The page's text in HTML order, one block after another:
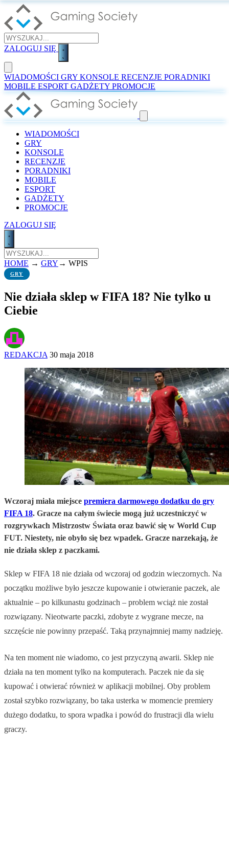
ZALOGUJ SIĘ
WIADOMOŚCI GRY KONSOLE RECENZJE PORADNIKI
MOBILE ESPORT GADŻETY PROMOCJE
WIADOMOŚCI
GRY
KONSOLE
RECENZJE
PORADNIKI
MOBILE
ESPORT
GADŻETY
PROMOCJE
ZALOGUJ SIĘ
HOME → GRY → WPIS
GRY
Nie działa sklep w FIFA 18? Nie tylko u
Ciebie
REDAKCJA 30 maja 2018
Wczoraj miała miejsce premiera darmowego dodatku do gry
FIFA 18. Gracze na całym świecie mogą już uczestniczyć w
rozgrywkach Mistrzostw Świata oraz bawić się w World Cup
FUT. Niestety, nie obyło się bez wpadek. Gracze narzekają, że
nie działa sklep z paczkami.
Sklep w FIFA 18 nie działa od wczoraj od godzin wieczornych. Na
początku możliwe było jeszcze kupowanie i otwieranie paczek, ale
aktualnie – po kilkunastu godzinach – problem wciąż nie został
rozwiązany. Nieotwarte paczki, zdobyte z wygrane mecze, na
szczęście nie powinny przepaść. Taką przynajmniej mamy nadzieję.
Na ten moment nie wiadomo, co jest przyczyną awarii. Sklep nie
działa na ten moment tylko na komputerach. Paczek nie da się
kupować i otwierać również w aplikacji mobilnej. Oby problem
został szybko rozwiązany, bo taka usterka w momencie premiery
dużego dodatku, to spora wpadka i powód do frustracji dla wielu
graczy.